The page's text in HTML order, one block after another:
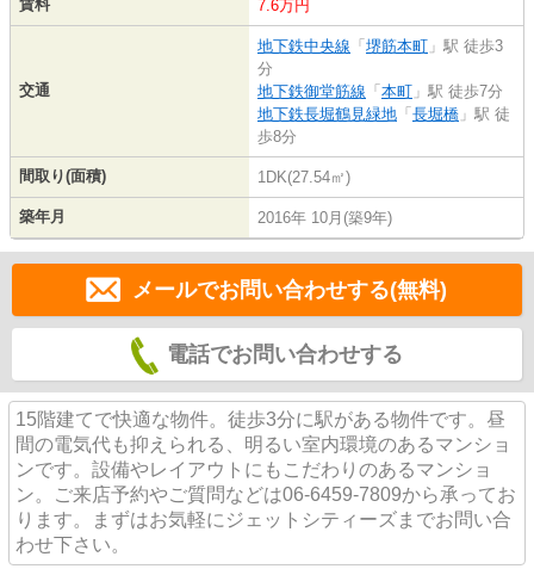
賃料 7.6万円
交通
地下鉄中央線 「 堺筋本町 」駅 徒歩3
分
地下鉄御堂筋線 「 本町 」駅 徒歩7分
地下鉄長堀鶴見緑地 「 長堀橋 」駅 徒
歩8分
間取り(面積) 1DK(27.54㎡)
築年月 2016年 10月(築9年)
メールでお問い合わせする(無料)
電話でお問い合わせする
15階建てで快適な物件。徒歩3分に駅がある物件です。昼
間の電気代も抑えられる、明るい室内環境のあるマンショ
ンです。設備やレイアウトにもこだわりのあるマンショ
ン。ご来店予約やご質問などは06-6459-7809から承ってお
ります。まずはお気軽にジェットシティーズまでお問い合
わせ下さい。